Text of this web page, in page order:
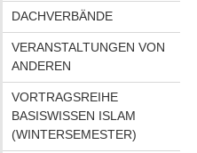
DACHVERBÄNDE
VERANSTALTUNGEN VON
ANDEREN
VORTRAGSREIHE
BASISWISSEN ISLAM
(WINTERSEMESTER)